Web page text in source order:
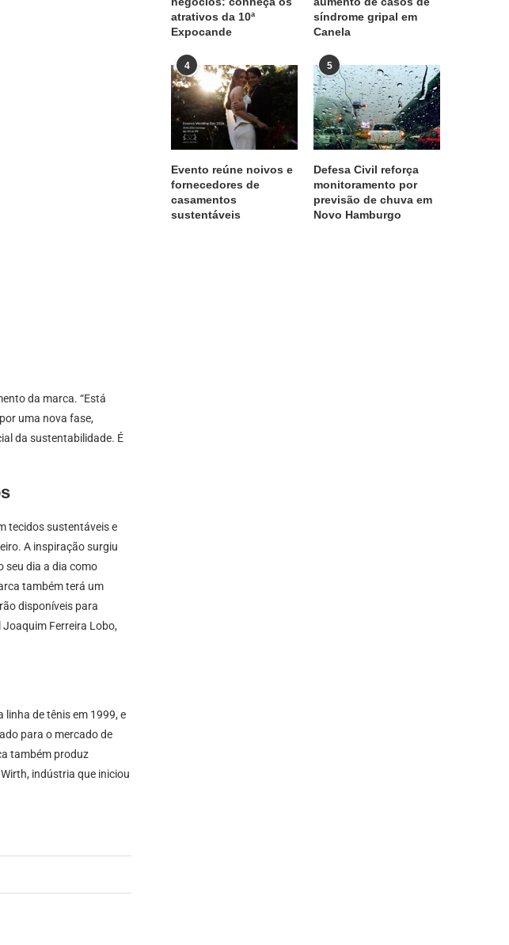
da marca. “Está
uma nova fase,
da sustentabilidade. É
tecidos sustentáveis e
A inspiração surgiu
seu dia a dia como
também terá um
disponíveis para
Ferreira Lobo,
de tênis em 1999, e
para o mercado de
também produz
indústria que iniciou
atrativos da 10ª
Expocande
síndrome gripal em
Canela
4
Evento reúne noivos e
fornecedores de
casamentos
sustentáveis
5
Defesa Civil reforça
monitoramento por
previsão de chuva em
Novo Hamburgo